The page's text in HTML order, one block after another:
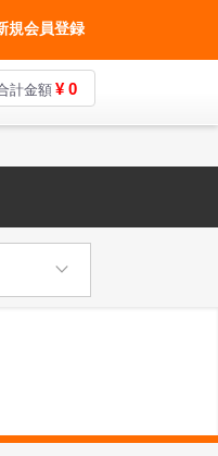
規会員登録
計金額 ¥ 0